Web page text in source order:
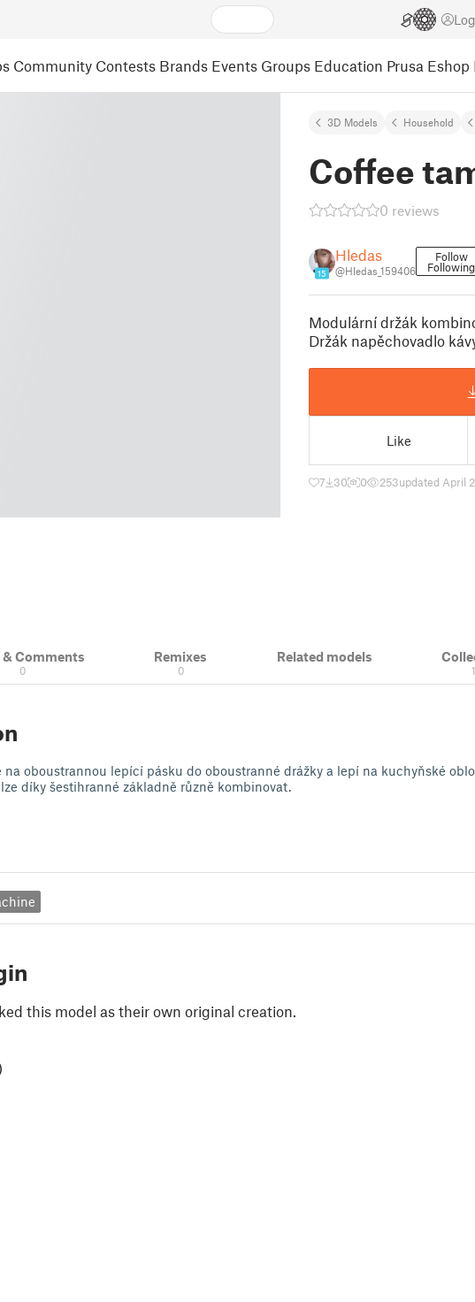
Community Contests Brands Events Groups Education Prusa Eshop
3D Models Household
Coffee
0 reviews
15
Hledas
@Hledas_159406
Follow
Following
Modulární držák
Držák napěchovadlo
Like
7 30 0 253updated April
& Comments
0
Remixes
0
Related models
na oboustrannou lepící pásku do oboustranné drážky a lepí na kuchyňské
díky šestihranné základně různě kombinovat.
this model as their own original creation.